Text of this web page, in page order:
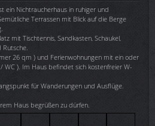
ein Nichtraucherhaus in ruhiger und
Terrassen mit Blick auf die Berge
mit Tischtennis, Sandkasten, Schaukel,
26 qm ) und Ferienwohnungen mit ein oder
WC ). Im Haus befindet sich kostenfreier W-
für Wanderungen und Ausflüge.
Haus begrüßen zu dürfen.